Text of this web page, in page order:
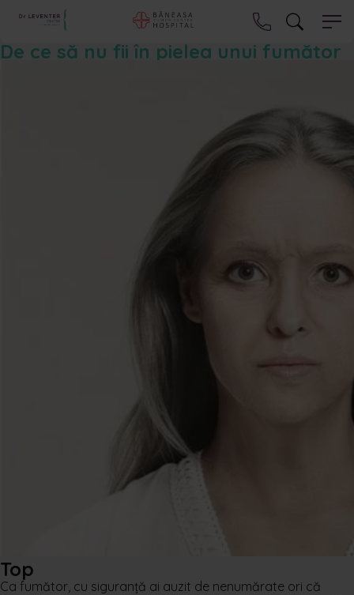
De ce să nu fii în pielea unui fumător
Top
Ca fumător, cu siguranță ai auzit de nenumărate ori că